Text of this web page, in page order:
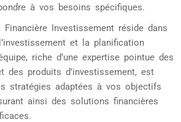
à vos besoins spécifiques.
Investissement réside dans
et la planification
riche d’une expertise pointue des
des produits d’investissement, est
stratégies adaptées à vos objectifs
ainsi des solutions financières